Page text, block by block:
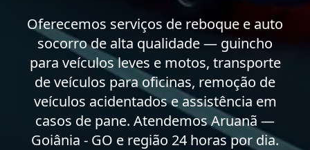
Oferecemos serviços de reboque e auto
socorro de alta qualidade — guincho
para veículos leves e motos, transporte
de veículos para oficinas, remoção de
veículos acidentados e assistência em
casos de pane. Atendemos Aruanã —
Goiânia - GO e região 24 horas por dia.